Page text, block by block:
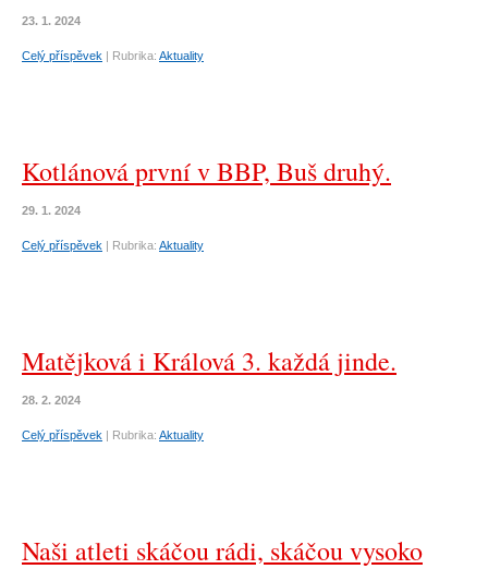
23. 1. 2024
Celý příspěvek | Rubrika: Aktuality
Kotlánová první v BBP, Buš druhý.
29. 1. 2024
Celý příspěvek | Rubrika: Aktuality
Matějková i Králová 3. každá jinde.
28. 2. 2024
Celý příspěvek | Rubrika: Aktuality
Naši atleti skáčou rádi, skáčou vysoko